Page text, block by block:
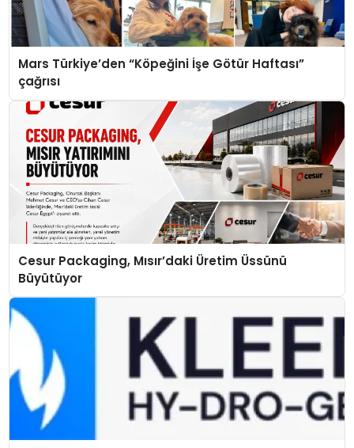
Mars Türkiye’den “Köpeğini İşe Götür Haftası”
çağrısı
Cesur Packaging, Mısır’daki Üretim Üssünü
Büyütüyor